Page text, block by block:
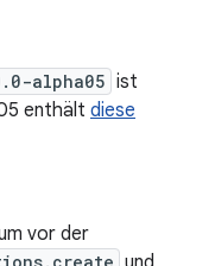
alpha05 ist
enthält diese
vor der